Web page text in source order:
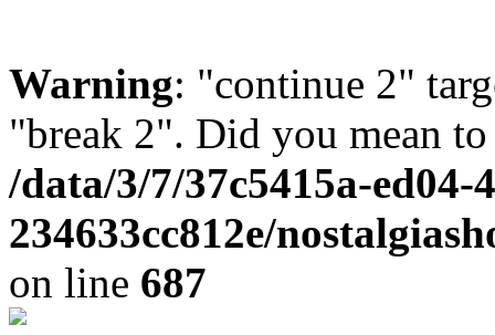
Warning: "continue 2"
"break 2". Did you mean
/data/3/7/37c5415a-ed04-
234633cc812e/
on line 687